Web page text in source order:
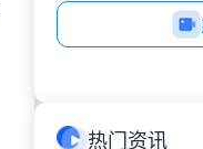
热门资讯